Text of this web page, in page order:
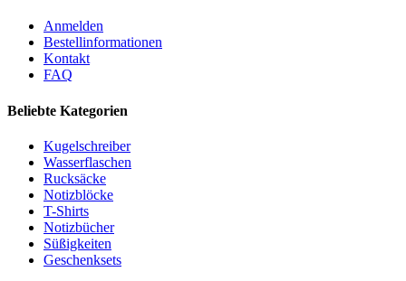
Anmelden
Bestellinformationen
Kontakt
FAQ
Beliebte Kategorien
Kugelschreiber
Wasserflaschen
Rucksäcke
Notizblöcke
T-Shirts
Notizbücher
Süßigkeiten
Geschenksets